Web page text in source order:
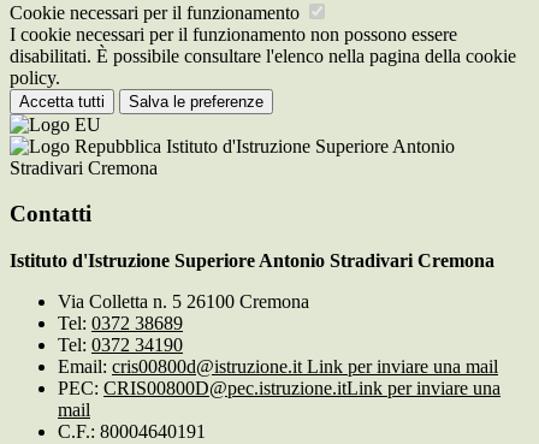
Cookie necessari per il funzionamento
I cookie necessari per il funzionamento non possono essere
disabilitati. È possibile consultare l'elenco nella pagina della cookie
policy.
Accetta tutti Salva le preferenze
Istituto d'Istruzione Superiore Antonio
Stradivari Cremona
Contatti
Istituto d'Istruzione Superiore Antonio Stradivari Cremona
Via Colletta n. 5 26100 Cremona
Tel: 0372 38689
Tel: 0372 34190
Email: cris00800d@istruzione.it Link per inviare una mail
PEC: CRIS00800D@pec.istruzione.itLink per inviare una
mail
C.F.: 80004640191